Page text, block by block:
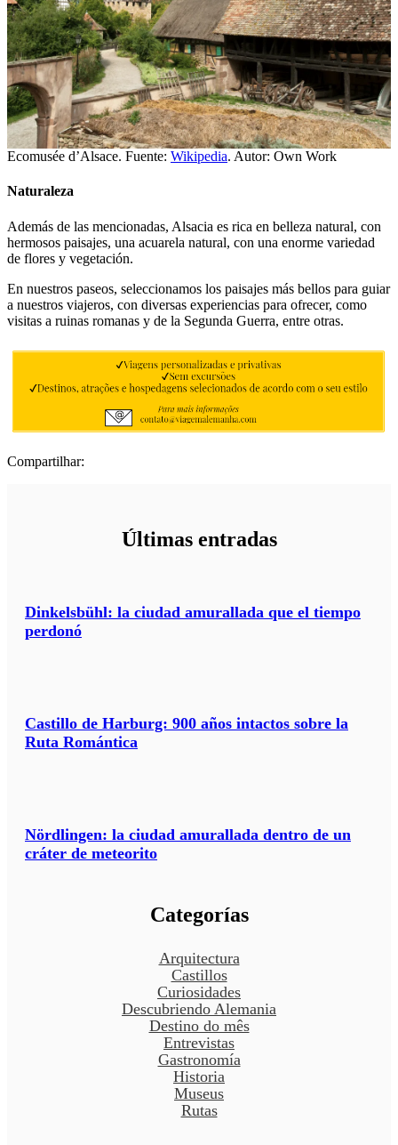
Ecomusée d’Alsace. Fuente: Wikipedia. Autor: Own Work
Naturaleza
Además de las mencionadas, Alsacia es rica en belleza natural, con
hermosos paisajes, una acuarela natural, con una enorme variedad
de flores y vegetación.
En nuestros paseos, seleccionamos los paisajes más bellos para guiar
a nuestros viajeros, con diversas experiencias para ofrecer, como
visitas a ruinas romanas y de la Segunda Guerra, entre otras.
Compartilhar:
Últimas entradas
Dinkelsbühl: la ciudad amurallada que el tiempo
perdonó
Castillo de Harburg: 900 años intactos sobre la
Ruta Romántica
Nördlingen: la ciudad amurallada dentro de un
cráter de meteorito
Categorías
Arquitectura
Castillos
Curiosidades
Descubriendo Alemania
Destino do mês
Entrevistas
Gastronomía
Historia
Museus
Rutas